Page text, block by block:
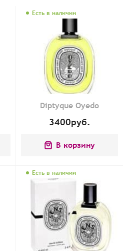
Есть в наличии
Diptyque Oyedo
3400руб.
В корзину
Есть в наличии